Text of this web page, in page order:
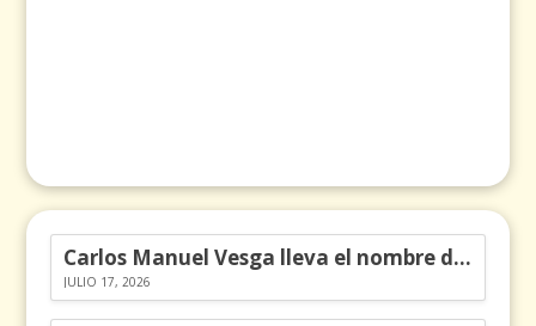
Carlos Manuel Vesga lleva el nombre de Colombia a los Emmy
JULIO 17, 2026